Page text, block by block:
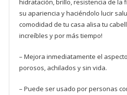
hidratación, brillo, resistencia de la
su apariencia y haciéndolo lucir
comodidad de tu casa alisa tu
increíbles y por más tiempo!
– Mejora inmediatamente el
porosos, achilados y sin vida.
– Puede ser usado por personas